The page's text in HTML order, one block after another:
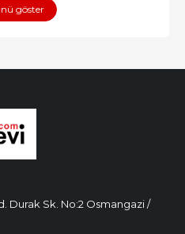
göster
Durak Sk. No:2 Osmangazi /